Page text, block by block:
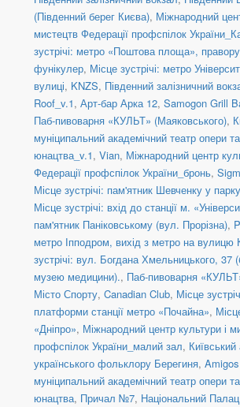
(Південний берег Києва), Міжнародний
мистецтв Федерації профспілок
зустрічі: метро «Поштова площа»,
фунікулер, Місце зустрічі: метро
вулиці, KNZS, Південний залізничний
Roof_v.1, Арт-бар Арка 12, Samogon Grill
Паб-пивоварня «КУЛЬТ» (Маяковського),
муніципальний академічний театр опери
юнацтва_v.1, Vian, Міжнародний центр
Федерації профспілок України_бронь,
Місце зустрічі: пам'ятник Шевченку у
Місце зустрічі: вхід до станції м.
пам'ятник Паніковському (вул. Прорізна),
метро Іпподром, вихід з метро на вулицю
зустрічі: вул. Богдана Хмельницького, 37
музею медицини)., Паб-пивоварня
Місто Спорту, Canadian Club, Місце
платформи станції метро «Почайна»,
«Дніпро», Міжнародний центр культури і
профспілок України_малий зал,
українського фольклору Берегиня,
муніципальний академічний театр опери
юнацтва, Причал №7, Національний